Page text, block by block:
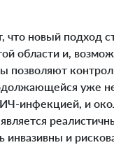
что новый подход
области и,
уже
инфекцией, и
инвазивны и